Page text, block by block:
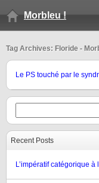
Morbleu !
Tag Archives: Floride -
Le PS touché par le
Recent Posts
L’impératif catégorique